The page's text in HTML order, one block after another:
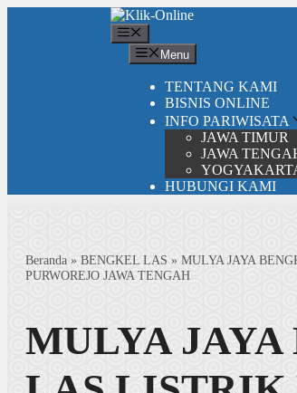
Menu
TENTANG KAMI
BISNIS ONLINE
INFO PARIWISATA
JAWA TIMUR
JAWA
HUBUNGI KAMI
Beranda » BENGKEL LAS » MULYA JAYA
PURWOREJO JAWA TENGAH
MULYA